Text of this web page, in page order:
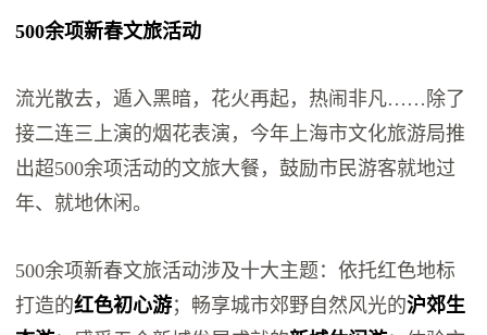
500余项新春文旅活动
流光散去，遁入黑暗，花火再起，热闹非凡……除了
接二连三上演的烟花表演，今年上海市文化旅游局推
出超500余项活动的文旅大餐，鼓励市民游客就地过
年、就地休闲。
500余项新春文旅活动涉及十大主题：依托红色地标
打造的红色初心游；畅享城市郊野自然风光的沪郊生